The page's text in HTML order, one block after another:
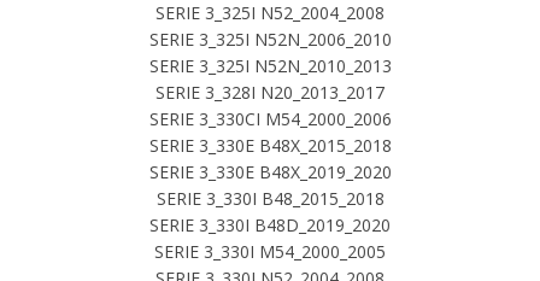
SERIE 3_325I N52_2004_2008
SERIE 3_325I N52N_2006_2010
SERIE 3_325I N52N_2010_2013
SERIE 3_328I N20_2013_2017
SERIE 3_330CI M54_2000_2006
SERIE 3_330E B48X_2015_2018
SERIE 3_330E B48X_2019_2020
SERIE 3_330I B48_2015_2018
SERIE 3_330I B48D_2019_2020
SERIE 3_330I M54_2000_2005